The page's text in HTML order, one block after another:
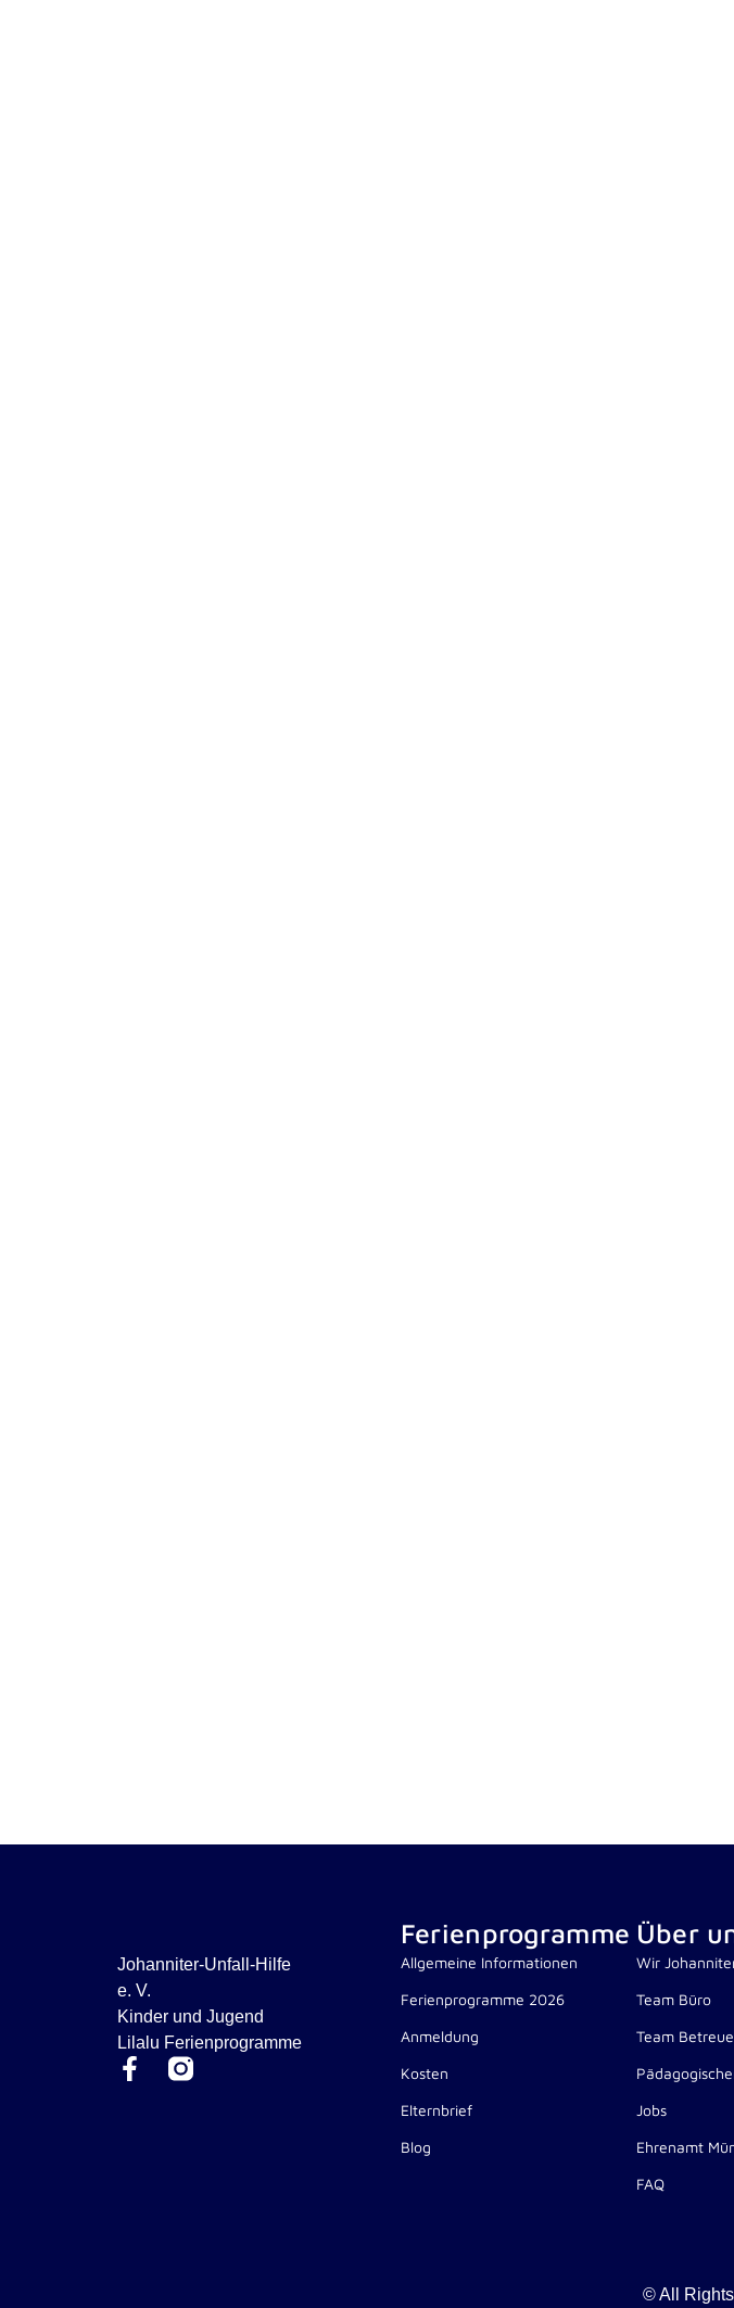
Johanniter-Unfall-Hilfe
e. V.
Kinder und Jugend
Lilalu Ferienprogramme
F
Ferienprogramme
Allgemeine Informationen
Ferienprogramme 2026
Anmeldung
Kosten
Elternbrief
Blog
Über
Wir
Team Büro
Team
Jobs
Ehrenamt
FAQ
© All